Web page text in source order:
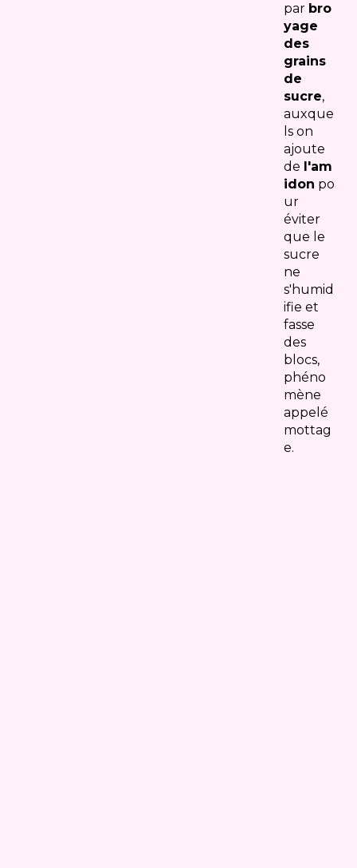
par bro
yage
des
grains
de
sucre,
auxque
ls on
ajoute
de l'am
idon po
ur
éviter
que le
sucre
ne
s'humid
ifie et
fasse
des
blocs,
phéno
mène
appelé
mottag
e.